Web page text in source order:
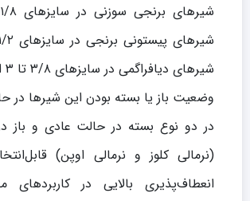
وضعیت باز یا بسته بودن این شیرها در
در دو نوع بسته در حالت عادی و باز
(نرمالی کلوز و نرمالی اوپن)
انعطاف‌پذیری بالایی در کاربردهای